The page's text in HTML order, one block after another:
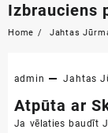
Izbrauciens
Home Jahtas
admin Jahtas
Atpūta ar
Ja vēlaties baudīt